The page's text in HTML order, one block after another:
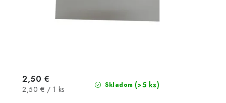
Skladom (>5 ks)
2,50 €
Jednotková
2,50 € / 1 ks